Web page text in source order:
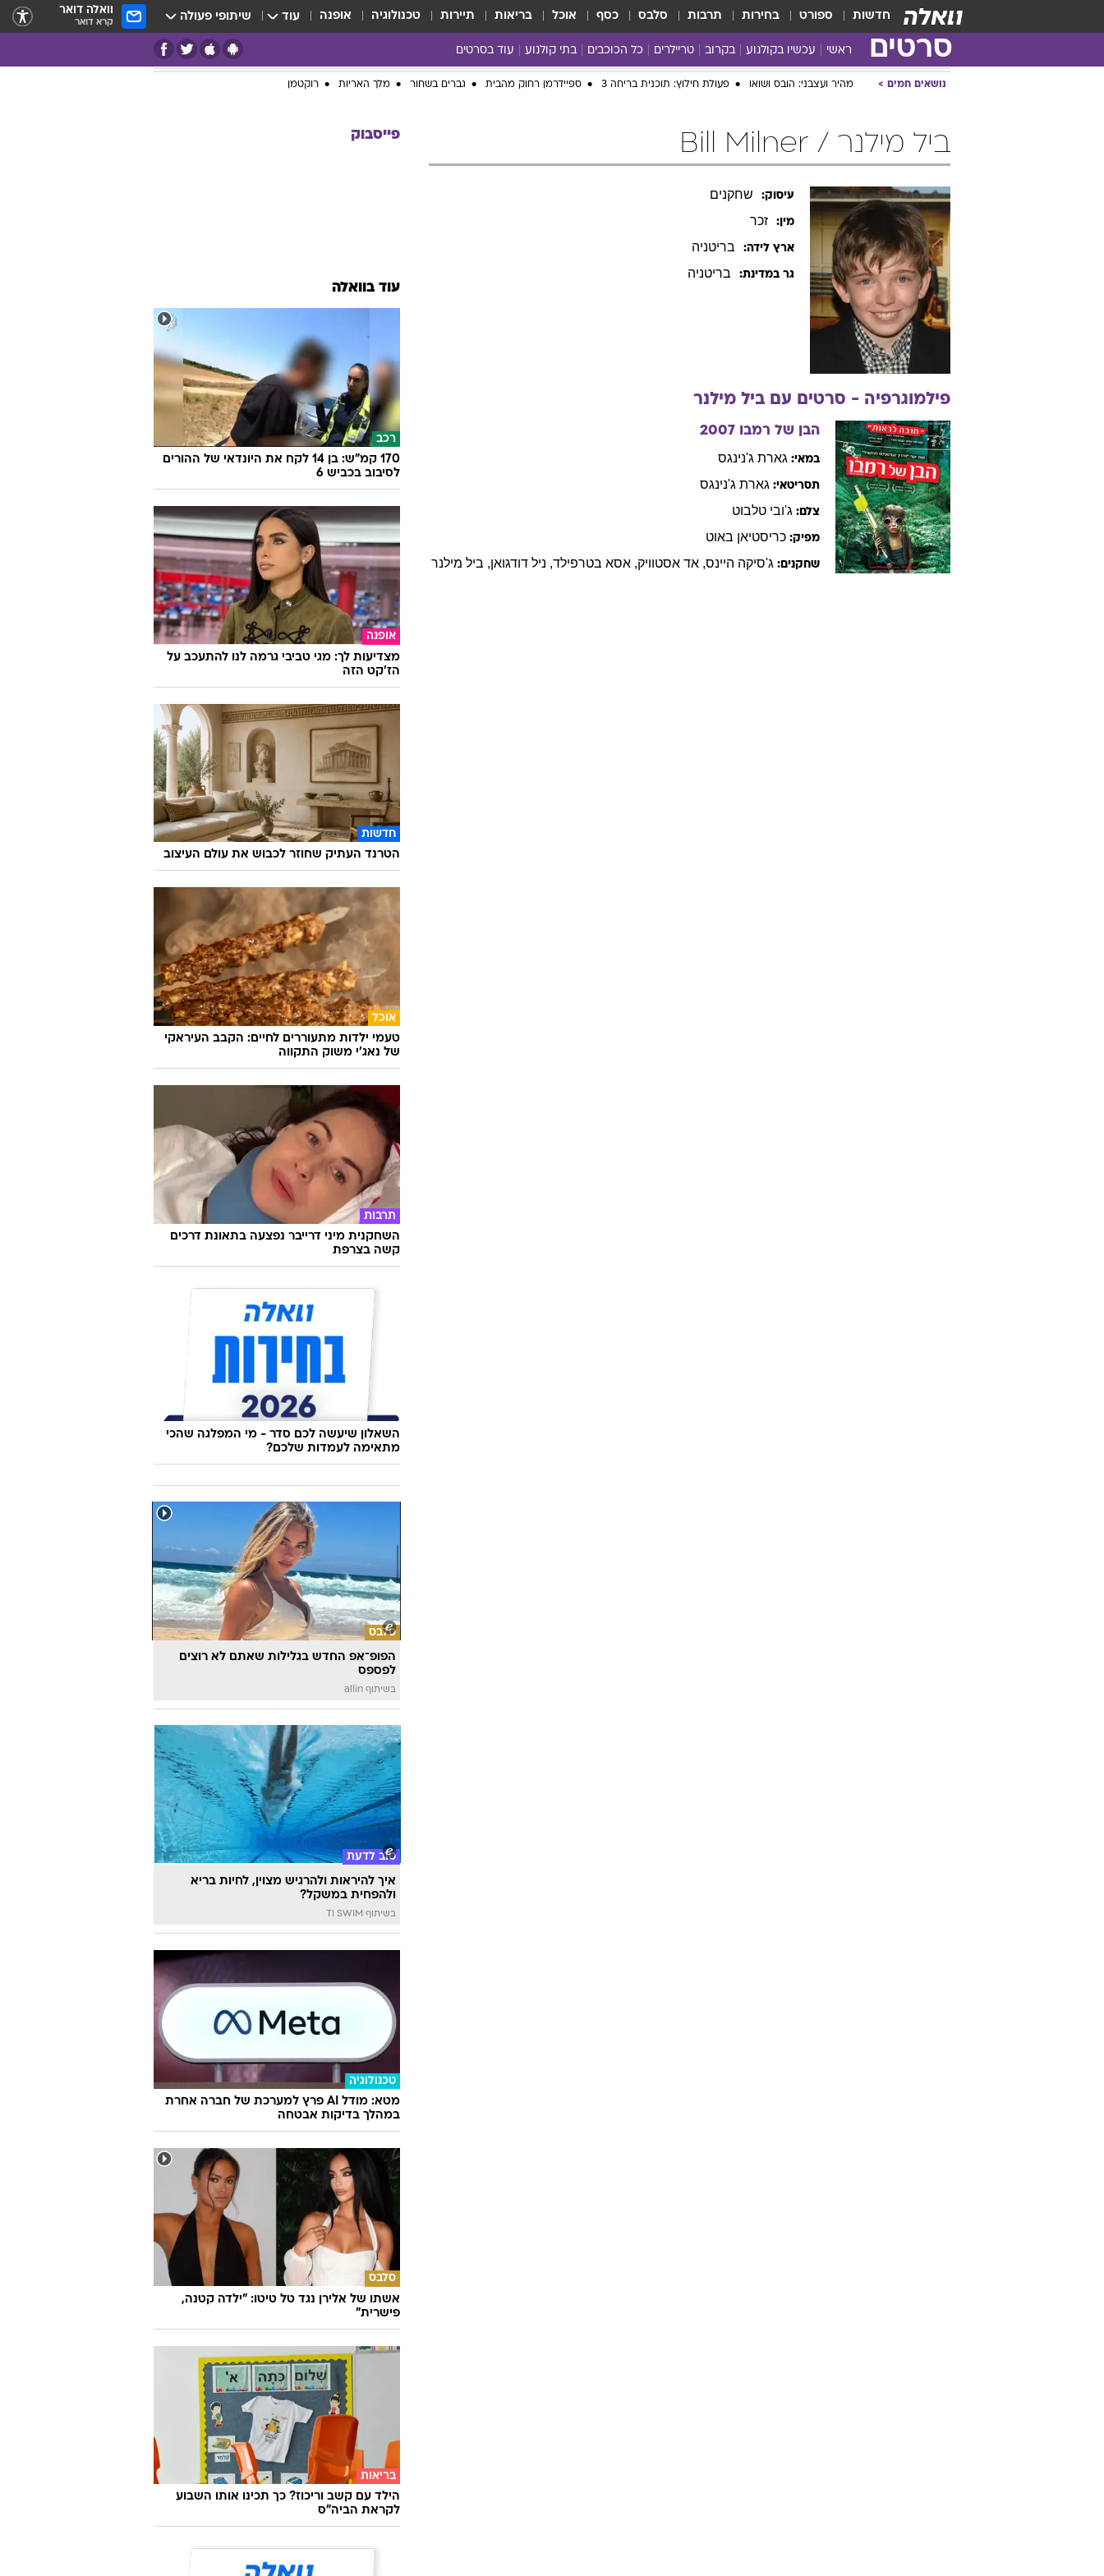
חדשות ספורט בחירות תרבות סלבס כסף אוכל בריאות תיירות טכנולוגיה אופנה עוד שיתופי פעולה וואלה דואר
קרא דואר
סרטים ראשי עכשיו בקולנוע בקרוב טריילרים כל הכוכבים בתי קולנוע עוד בסרטים
כל הסרטים נושאים חמים מהיר ועצבני: הובס ושואו פעולת חילוץ: תוכנית בריחה 3 ספיידרמן רחוק מהבית גברים בשחור מלך האריות רוקטמן
ביל מילנר / Bill Milner
עיסוק: שחקנים
מין: זכר
ארץ לידה: בריטניה
גר במדינת: בריטניה
פילמוגרפיה - סרטים עם ביל מילנר
הבן של רמבו 2007
במאי: גארת ג'נינגס
תסריטאי: גארת ג'נינגס
צלם: ג'ובי טלבוט
מפיק: כריסטיאן באוט
שחקנים: ג'סיקה היינס, אד אסטוויק, אסא בטרפילד, ניל דודגואן, ביל מילנר
פייסבוק
עוד בוואלה
רכב
170 קמ"ש: בן 14 לקח את היונדאי של ההורים
לסיבוב בכביש 6
אופנה
מצדיעות לך: מגי טביבי גרמה לנו להתעכב על
הז'קט הזה
חדשות
הטרנד העתיק שחוזר לכבוש את עולם העיצוב
אוכל
טעמי ילדות מתעוררים לחיים: הקבב העיראקי
של נאג׳י משוק התקווה
תרבות
השחקנית מיני דרייבר נפצעה בתאונת דרכים
קשה בצרפת
השאלון שיעשה לכם סדר - מי המפלגה שהכי
מתאימה לעמדות שלכם?
סלבס
הפופ־אפ החדש בגלילות שאתם לא רוצים
לפספס
בשיתוף allin
טוב לדעת
איך להיראות ולהרגיש מצוין, לחיות בריא
ולהפחית במשקל?
בשיתוף TI SWIM
טכנולוגיה
מטא: מודל AI פרץ למערכת של חברה אחרת
במהלך בדיקות אבטחה
סלבס
אשתו של אלירן נגד טל טיטו: "ילדה קטנה,
פישרית"
בריאות
הילד עם קשב וריכוז? כך תכינו אותו השבוע
לקראת הביה"ס